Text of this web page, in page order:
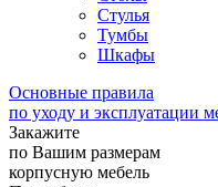
Стулья
Тумбы
Шкафы
Основные правила
по уходу и эксплуатации
Закажите
по Вашим размерам
корпусную мебель